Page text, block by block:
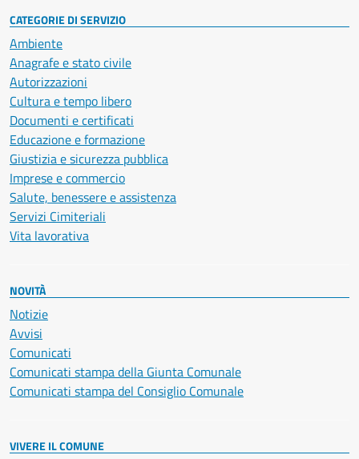
CATEGORIE DI SERVIZIO
Ambiente
Anagrafe e stato civile
Autorizzazioni
Cultura e tempo libero
Documenti e certificati
Educazione e formazione
Giustizia e sicurezza pubblica
Imprese e commercio
Salute, benessere e assistenza
Servizi Cimiteriali
Vita lavorativa
NOVITÀ
Notizie
Avvisi
Comunicati
Comunicati stampa della Giunta Comunale
Comunicati stampa del Consiglio Comunale
VIVERE IL COMUNE